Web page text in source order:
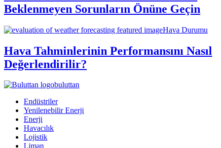
Beklenmeyen Sorunların Önüne Geçin
Hava Durumu
Hava Tahminlerinin Performansını Nasıl
Değerlendirilir?
buluttan
Endüstriler
Yenilenebilir Enerji
Enerji
Havacılık
Lojistik
Liman